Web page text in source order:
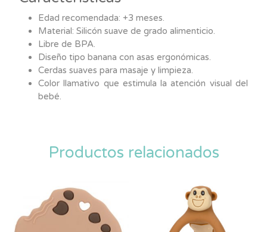
Edad recomendada: +3 meses.
Material: Silicón suave de grado alimenticio.
Libre de BPA.
Diseño tipo banana con asas ergonómicas.
Cerdas suaves para masaje y limpieza.
Color llamativo que estimula la atención visual del
bebé.
Productos relacionados